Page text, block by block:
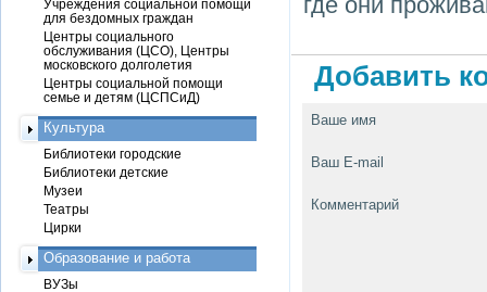
Добавить
Ваше имя
Ваш E-mail
Комментарий
Учреждения социальной помощи
для бездомных граждан
Центры социального
обслуживания (ЦСО), Центры
московского долголетия
Центры социальной помощи
семье и детям (ЦСПСиД)
Культура
Библиотеки городские
Библиотеки детские
Музеи
Театры
Цирки
Образование и работа
ВУЗы